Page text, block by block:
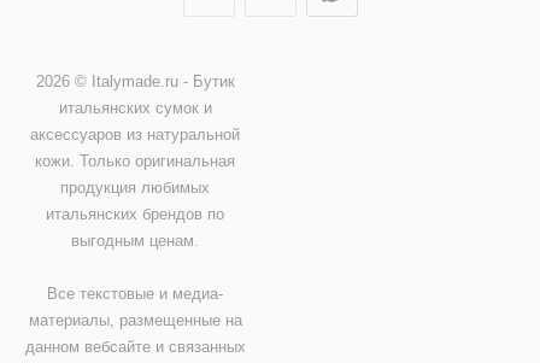
2026 © Italymade.ru - Бутик
итальянских сумок и
аксессуаров из натуральной
кожи. Только оригинальная
продукция любимых
итальянских брендов по
выгодным ценам.
Все текстовые и медиа-
материалы, размещенные на
данном вебсайте и связанных